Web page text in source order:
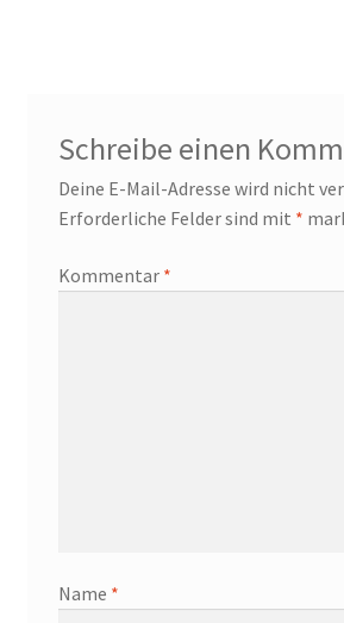
Schreibe einen
Deine E-Mail-Adresse wird nicht
Erforderliche Felder sind mit *
Kommentar *
Name *